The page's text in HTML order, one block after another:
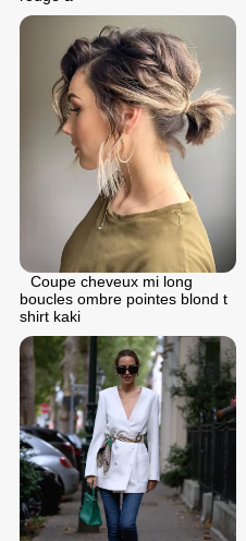
Coupe cheveux mi long
boucles ombre pointes blond t
shirt kaki